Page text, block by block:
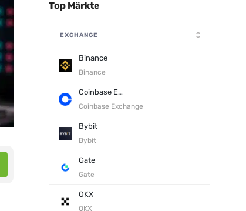
Top Märkte
EXCHANGE
Binance
Binance
Coinbase Exchange
Coinbase Exchange
Bybit
Bybit
Gate
Gate
OKX
OKX